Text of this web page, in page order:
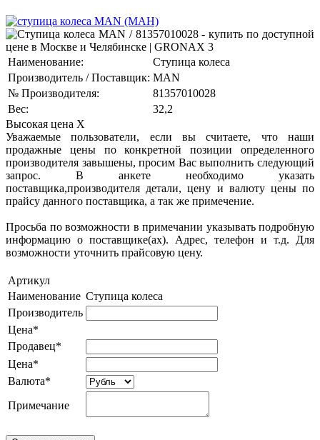
Наименование:
Ступица колеса
Производитель / Поставщик: MAN
№ Производителя:
81357010028
Вес:
32,2
Высокая цена X
Уважаемые пользователи, если вы считаете, что наши
продажные цены по конкретной позиции определенного
производителя завышены, просим Вас выполнить следующий
запрос. В анкете необходимо указать
поставщика,производителя детали, цену и валюту цены по
прайсу данного поставщика, а так же примечение.
Просьба по возможности в примечании указывать подробную
информацию о поставщике(ах). Адрес, телефон и т.д. Для
возможности уточнить прайсовую цену.
Артикул
Наименование Ступица колеса
Производитель
Цена*
Продавец*
Цена*
Валюта*
Примечание